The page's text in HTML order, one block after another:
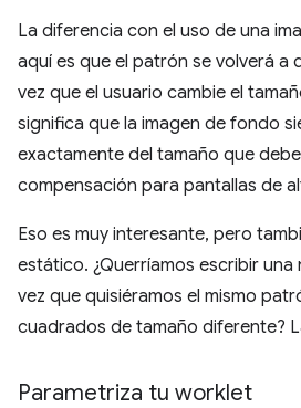
La diferencia con el uso de una
aquí es que el patrón se volverá a
vez que el usuario cambie el
significa que la imagen de fondo
exactamente del tamaño que
compensación para pantallas de
Eso es muy interesante, pero
estático. ¿Querríamos escribir
vez que quisiéramos el mismo
cuadrados de tamaño diferente?
Parametriza tu worklet